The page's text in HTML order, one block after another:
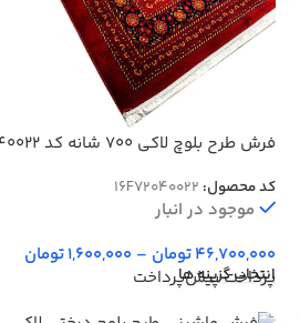
فرش طرح بلوچ لاکی 700 شانه کد 40022
کد محصول: 16F72040022
موجود در انبار
46,700,000تومان –
1,600,000تومان
انتخاب گزینه ها
پرداخت پیش‌پرداخت